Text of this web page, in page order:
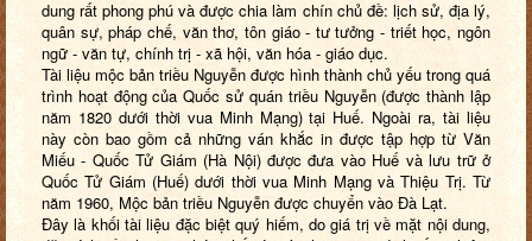
dung rất phong phú và được chia làm chín chủ đề: lịch sử, địa lý,
quân sự, pháp chế, văn thơ, tôn giáo - tư tưởng - triết học, ngôn
ngữ - văn tự, chính trị - xã hội, văn hóa - giáo dục.
Tài liệu mộc bản triều Nguyễn được hình thành chủ yếu trong quá
trình hoạt động của Quốc sử quán triều Nguyễn (được thành lập
năm 1820 dưới thời vua Minh Mạng) tại Huế. Ngoài ra, tài liệu
này còn bao gồm cả những ván khắc in được tập hợp từ Văn
Miếu - Quốc Tử Giám (Hà Nội) được đưa vào Huế và lưu trữ ở
Quốc Tử Giám (Huế) dưới thời vua Minh Mạng và Thiệu Trị. Từ
năm 1960, Mộc bản triều Nguyễn được chuyển vào Đà Lạt.
Đây là khối tài liệu đặc biệt quý hiếm, do giá trị về mặt nội dung,